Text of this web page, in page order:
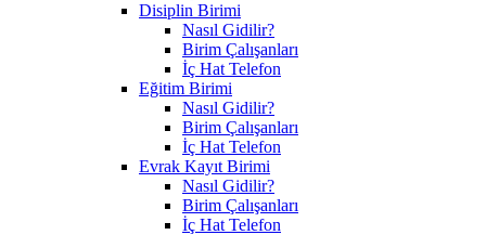
Disiplin Birimi
Nasıl Gidilir?
Birim Çalışanları
İç Hat Telefon
Eğitim Birimi
Nasıl Gidilir?
Birim Çalışanları
İç Hat Telefon
Evrak Kayıt Birimi
Nasıl Gidilir?
Birim Çalışanları
İç Hat Telefon